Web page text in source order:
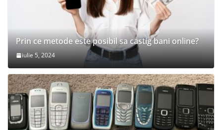
Prin ce metode este posibil sa castig bani online?
iulie 5, 2024